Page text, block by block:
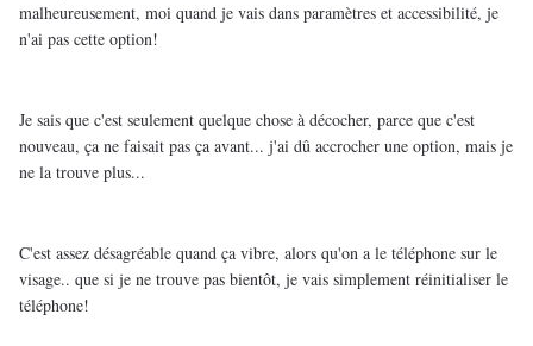
malheureusement, moi quand je vais dans paramètres et accessibilité, je
n'ai pas cette option!
Je sais que c'est seulement quelque chose à décocher, parce que c'est
nouveau, ça ne faisait pas ça avant... j'ai dû accrocher une option, mais je
ne la trouve plus...
C'est assez désagréable quand ça vibre, alors qu'on a le téléphone sur le
visage.. que si je ne trouve pas bientôt, je vais simplement réinitialiser le
téléphone!